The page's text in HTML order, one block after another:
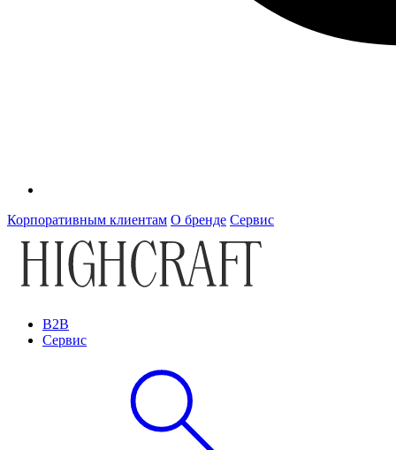
Корпоративным клиентам О бренде Сервис
B2B
Сервис